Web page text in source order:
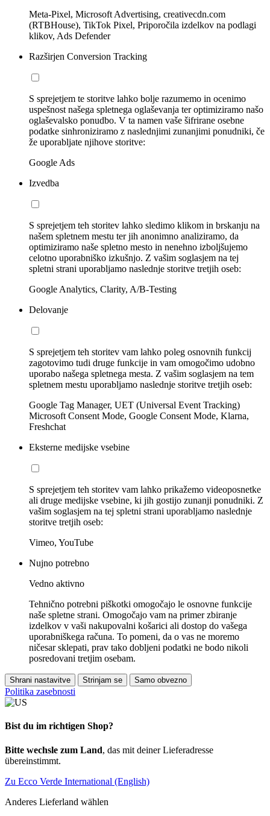
Meta-Pixel, Microsoft Advertising, creativecdn.com
(RTBHouse), TikTok Pixel, Priporočila izdelkov na podlagi
klikov, Ads Defender
Razširjen Conversion Tracking
S sprejetjem te storitve lahko bolje razumemo in ocenimo
uspešnost našega spletnega oglaševanja ter optimiziramo našo
oglaševalsko ponudbo. V ta namen vaše šifrirane osebne
podatke sinhroniziramo z naslednjimi zunanjimi ponudniki, če
že uporabljate njihove storitve:
Google Ads
Izvedba
S sprejetjem teh storitev lahko sledimo klikom in brskanju na
našem spletnem mestu ter jih anonimno analiziramo, da
optimiziramo naše spletno mesto in nenehno izboljšujemo
celotno uporabniško izkušnjo. Z vašim soglasjem na tej
spletni strani uporabljamo naslednje storitve tretjih oseb:
Google Analytics, Clarity, A/B-Testing
Delovanje
S sprejetjem teh storitev vam lahko poleg osnovnih funkcij
zagotovimo tudi druge funkcije in vam omogočimo udobno
uporabo našega spletnega mesta. Z vašim soglasjem na tem
spletnem mestu uporabljamo naslednje storitve tretjih oseb:
Google Tag Manager, UET (Universal Event Tracking)
Microsoft Consent Mode, Google Consent Mode, Klarna,
Freshchat
Eksterne medijske vsebine
S sprejetjem teh storitev vam lahko prikažemo videoposnetke
ali druge medijske vsebine, ki jih gostijo zunanji ponudniki. Z
vašim soglasjem na tej spletni strani uporabljamo naslednje
storitve tretjih oseb:
Vimeo, YouTube
Nujno potrebno
Vedno aktivno
Tehnično potrebni piškotki omogočajo le osnovne funkcije
naše spletne strani. Omogočajo vam na primer zbiranje
izdelkov v vaši nakupovalni košarici ali dostop do vašega
uporabniškega računa. To pomeni, da o vas ne moremo
ničesar sklepati, prav tako dobljeni podatki ne bodo nikoli
posredovani tretjim osebam.
Shrani nastavitve Strinjam se Samo obvezno
Politika zasebnosti
Bist du im richtigen Shop?
Bitte wechsle zum Land, das mit deiner Lieferadresse
übereinstimmt.
Zu Ecco Verde International (English)
Anderes Lieferland wählen